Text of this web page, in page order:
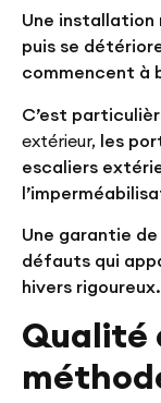
Une installation
puis se
commencent à
C’est
extérieur, les
escaliers
Une garantie
défauts qui
hivers rigoureux.
Qualité